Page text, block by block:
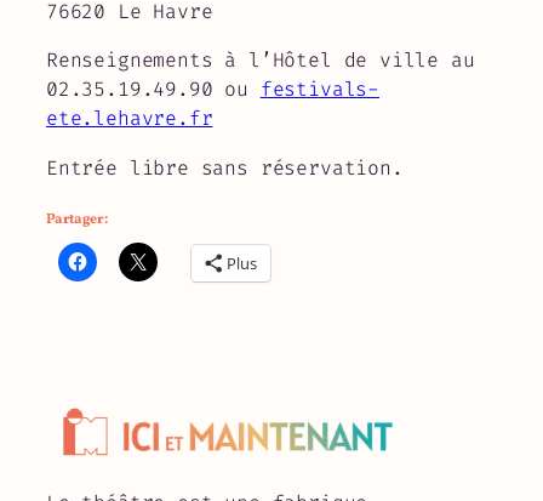
76620 Le Havre
Renseignements à l’Hôtel de ville au
02.35.19.49.90 ou festivals-
ete.lehavre.fr
Entrée libre sans réservation.
Partager :
Plus